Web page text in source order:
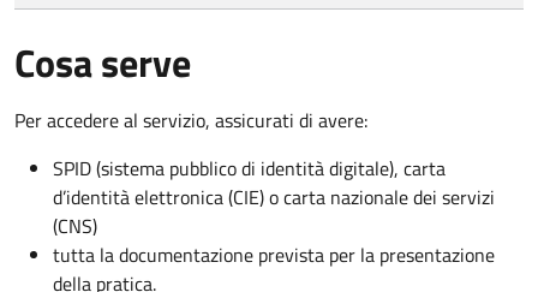
Cosa serve
Per accedere al servizio, assicurati di avere:
SPID (sistema pubblico di identità digitale), carta
d’identità elettronica (CIE) o carta nazionale dei servizi
(CNS)
tutta la documentazione prevista per la presentazione
della pratica.